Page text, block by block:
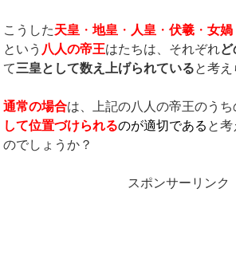
こうした天皇 ・地皇 ・ 人皇 ・伏羲 ・女媧
という 八人の帝王はたちは、それぞれ
て三皇として数え上げられていると考え
通常の場合は、上記の八人の帝王のうち
して位置づけられるのが適切である と
のでしょうか？
スポンサーリンク